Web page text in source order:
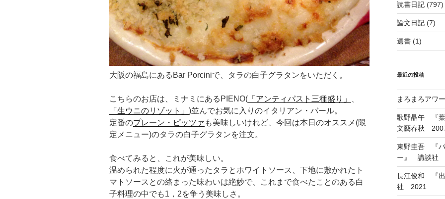
大阪の福島にあるBar Porciniで、タラの白子グラタンをいただく。
こちらのお店は、ミナミにあるPIENO( 「アンティパスト三種盛り」
「生ウニのリゾット」 )並んでお気に入りのイタリアン・バール。
定番のプレーン・ピッツァ も美味しいけれど、今回は本日のオススメ(限
定メニュー)のタラの白子グラタンを注文。
食べてみると、これが美味しい。
温められた程度に火が通ったタラとホワイトソース、下地に敷かれたト
マトソースとの絡まった味わいは絶妙で、これまで食べたことのある白
子料理の中でも1，2を争う美味しさ。
読書日記(797)
論文日記(7)
遺書(1)
最近の投稿
まろまろアワ
歌野晶午 『
文藝春秋
東野圭吾 『パ
ー』 講談社
長江俊和 『
社 2021